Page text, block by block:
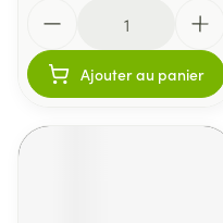
Ajouter au panier